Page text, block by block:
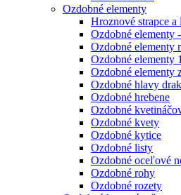
Ozdobné elementy
Hroznové strapce a
Ozdobné elementy
Ozdobné elementy
Ozdobné elementy
Ozdobné elementy
Ozdobné hlavy
Ozdobné hrebene
Ozdobné
Ozdobné kvety
Ozdobné kytice
Ozdobné listy
Ozdobné oceľové
Ozdobné rohy
Ozdobné rozety